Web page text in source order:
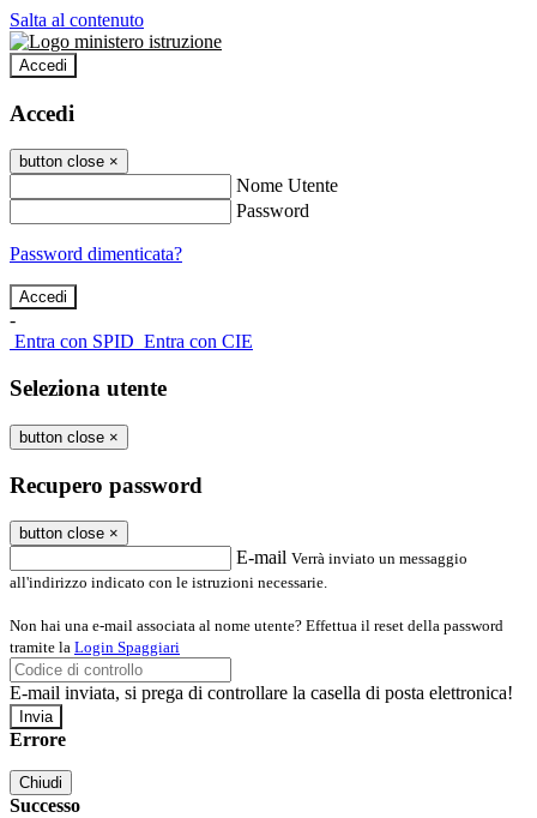
Salta al contenuto
Accedi
Accedi
button close ×
Nome Utente
Password
Password dimenticata?
-
Entra con SPID Entra con CIE
Seleziona utente
button close ×
Recupero password
button close ×
E-mail Verrà inviato un messaggio
all'indirizzo indicato con le istruzioni necessarie.
Non hai una e-mail associata al nome utente? Effettua il reset della password
tramite la Login Spaggiari
E-mail inviata, si prega di controllare la casella di posta elettronica!
Errore
Chiudi
Successo